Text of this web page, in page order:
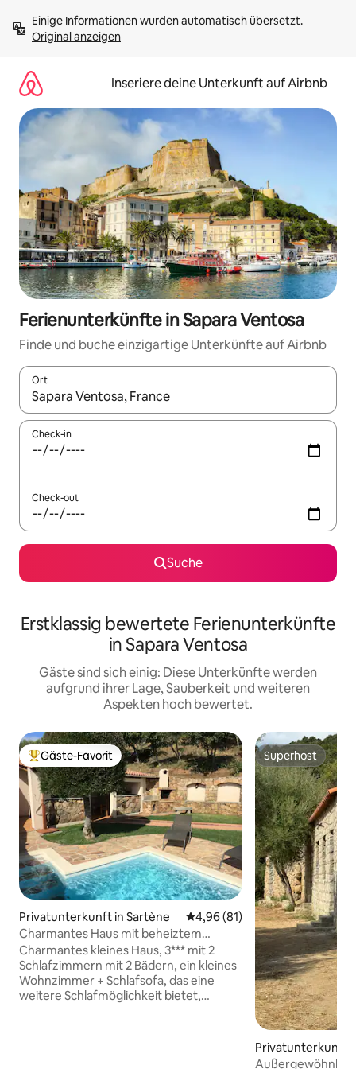
Inhalten
springenOriginal anzeigen
Inseriere deine Unterkunft auf Airbnb
Ferienunterkünfte in Sapara Ventosa
Finde und buche einzigartige Unterkünfte auf Airbnb
Ort
Wenn Ergebnisse verfügbar sind, navigiere mit den
Check-in
Check-out
Suche
Erstklassig bewertete Ferienunterkünfte
in Sapara Ventosa
Gäste sind sich einig: Diese Unterkünfte werden
aufgrund ihrer Lage, Sauberkeit und weiteren
Aspekten hoch bewertet.
Beliebter Gäste-Favorit.
Gäste-Favorit
Privatunterkunft in Sartène Durchschnittliche Bewertung:
4,96 (81)
Charmantes Haus mit beheiztem
Privatpool
Charmantes kleines Haus, 3*** mit 2
Schlafzimmern mit 2 Bädern, ein kleines
Wohnzimmer + Schlafsofa, das eine
weitere Schlafmöglichkeit bietet,
Superhost
Superhost
Privatunterkunft